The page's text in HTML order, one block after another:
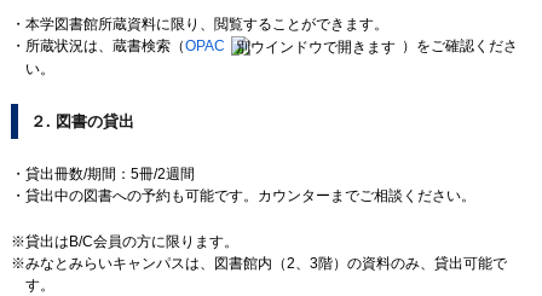
本学図書館所蔵資料に限り、閲覧することができます。
所蔵状況は、蔵書検索（OPAC
）をご確認くださ
い。
２. 図書の貸出
貸出冊数/期間：5冊/2週間
貸出中の図書への予約も可能です。カウンターまでご相談ください。
貸出はB/C会員の方に限ります。
みなとみらいキャンパスは、図書館内（2、3階）の資料のみ、貸出可能で
す。